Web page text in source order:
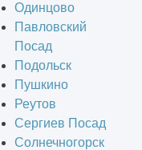
Одинцово
Павловский
Посад
Подольск
Пушкино
Реутов
Сергиев Посад
Солнечногорск